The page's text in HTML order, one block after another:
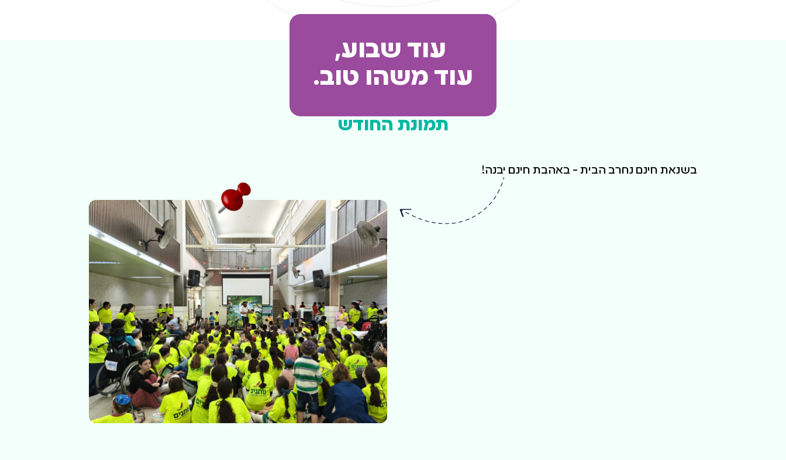
עוד שבוע,
עוד משהו טוב.
תמונת החודש
בשנאת חינם נחרב הבית - באהבת חינם יבנה!